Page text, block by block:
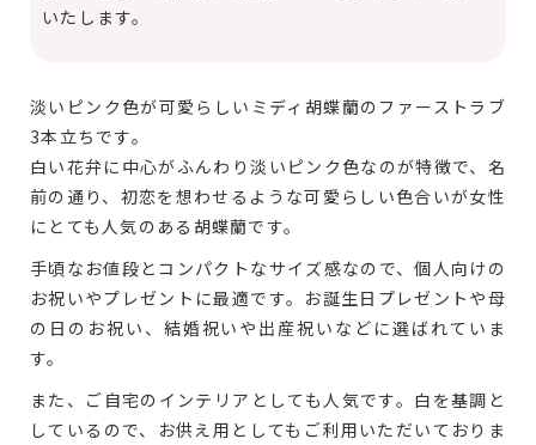
いたします。
淡いピンク色が可愛らしいミディ胡蝶蘭のファーストラブ
3本立ちです。
白い花弁に中心がふんわり淡いピンク色なのが特徴で、名
前の通り、初恋を想わせるような可愛らしい色合いが女性
にとても人気のある胡蝶蘭です。
手頃なお値段とコンパクトなサイズ感なので、個人向けの
お祝いやプレゼントに最適です。お誕生日プレゼントや母
の日のお祝い、結婚祝いや出産祝いなどに選ばれていま
す。
また、ご自宅のインテリアとしても人気です。白を基調と
しているので、お供え用としてもご利用いただいておりま